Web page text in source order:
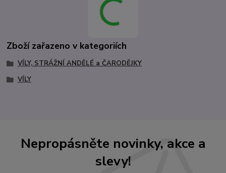
Zboží zařazeno v kategoriích
VÍLY, STRÁŽNÍ ANDĚLÉ a ČARODĚJKY
VÍLY
Nepropásněte novinky, akce a
slevy!